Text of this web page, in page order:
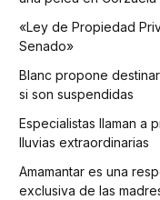
«Ley de Propiedad
Senado»
Blanc propone
si son suspendidas
Especialistas llaman a
lluvias extraordinarias
Amamantar es una
exclusiva de las